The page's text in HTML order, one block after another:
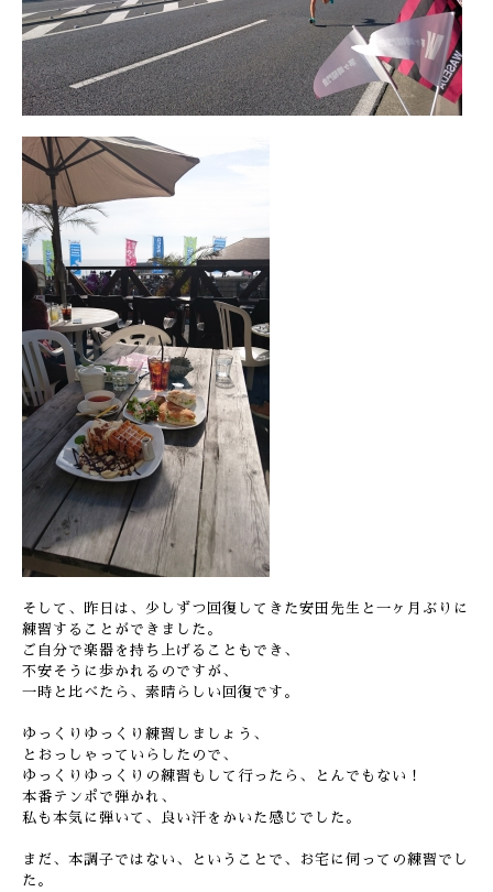
そして、昨日は、少しずつ回復してきた安田先生と一ヶ月ぶりに
練習することができました。
ご自分で楽器を持ち上げることもでき、
不安そうに歩かれるのですが、
一時と比べたら、素晴らしい回復です。
ゆっくりゆっくり練習しましょう、
とおっしゃっていらしたので、
ゆっくりゆっくりの練習もして行ったら、とんでもない！
本番テンポで弾かれ、
私も本気に弾いて、良い汗をかいた感じでした。
まだ、本調子ではない、ということで、お宅に伺っての練習でし
た。